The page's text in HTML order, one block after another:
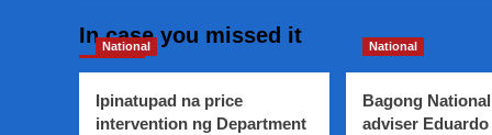
In case you missed it
National
Ipinatupad na price
intervention ng Department
National
Bagong
adviser Eduardo